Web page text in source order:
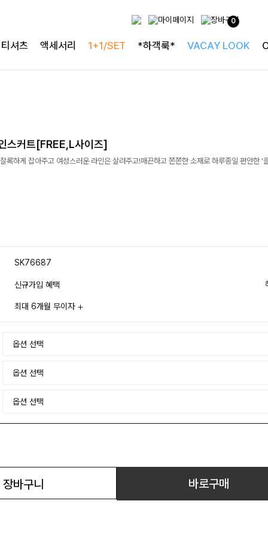
0
티셔츠 액세서리 1+1/SET *하객룩* VACAY LOOK
스커트[FREE,L사이즈]
록하게 잡아주고 여성스러운 라인은 살려주고!매끈하고 쫀쫀한 소재로 하루종일 편안한 '
SK76687
신규가입 혜택
최대 6개월 무이자
장바구니 바로구매